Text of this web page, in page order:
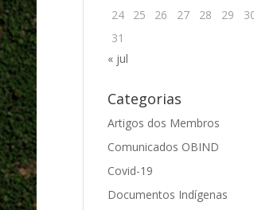
24
25 26 27 28 29
31
« jul
Categorias
Artigos dos Membros
Comunicados OBIND
Covid-19
Documentos Indígenas